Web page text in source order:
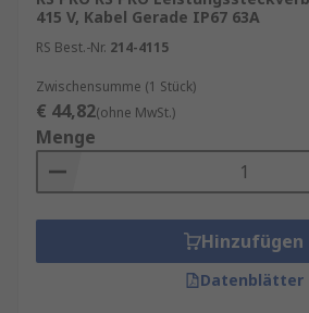
415 V, Kabel Gerade IP67 63A
RS Best.-Nr. 214-4115
Zwischensumme (1 Stück)
€ 44,82(ohne MwSt.)
Menge
Hinzufügen
Datenblätter